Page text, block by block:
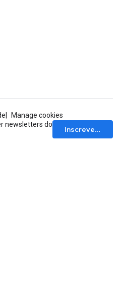
Manage cookies
newsletters do
Inscrever-se